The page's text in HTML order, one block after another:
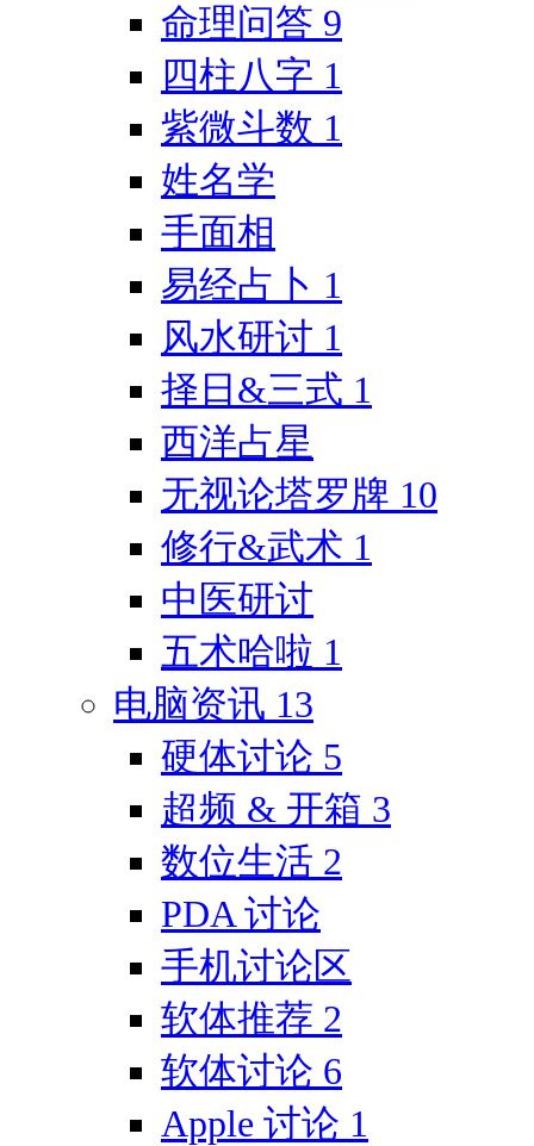
命理问答 9
四柱八字 1
紫微斗数 1
姓名学
手面相
易经占卜 1
风水研讨 1
择日&三式 1
西洋占星
无视论塔罗牌 10
修行&武术 1
中医研讨
五术哈啦 1
电脑资讯 13
硬体讨论 5
超频 & 开箱 3
数位生活 2
PDA 讨论
手机讨论区
软体推荐 2
软体讨论 6
Apple 讨论 1